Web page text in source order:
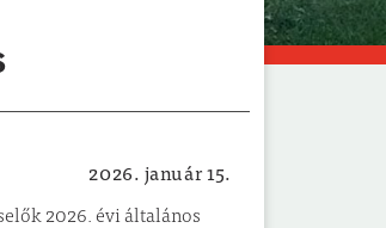
Választás
2026. január 15.
2026. évi általános